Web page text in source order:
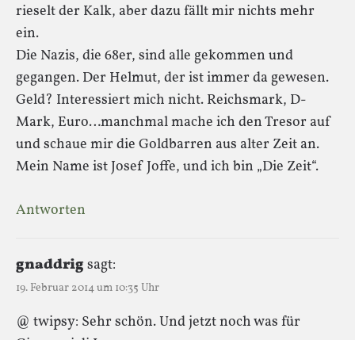
rieselt der Kalk, aber dazu fällt mir nichts mehr
ein.
Die Nazis, die 68er, sind alle gekommen und
gegangen. Der Helmut, der ist immer da gewesen.
Geld? Interessiert mich nicht. Reichsmark, D-
Mark, Euro…manchmal mache ich den Tresor auf
und schaue mir die Goldbarren aus alter Zeit an.
Mein Name ist Josef Joffe, und ich bin „Die Zeit“.
Antworten
gnaddrigsagt:
19. Februar 2014 um 10:35 Uhr
@ twipsy: Sehr schön. Und jetzt noch was für